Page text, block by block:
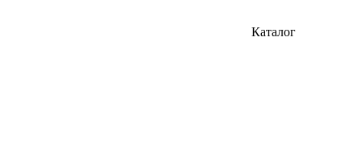
Каталог